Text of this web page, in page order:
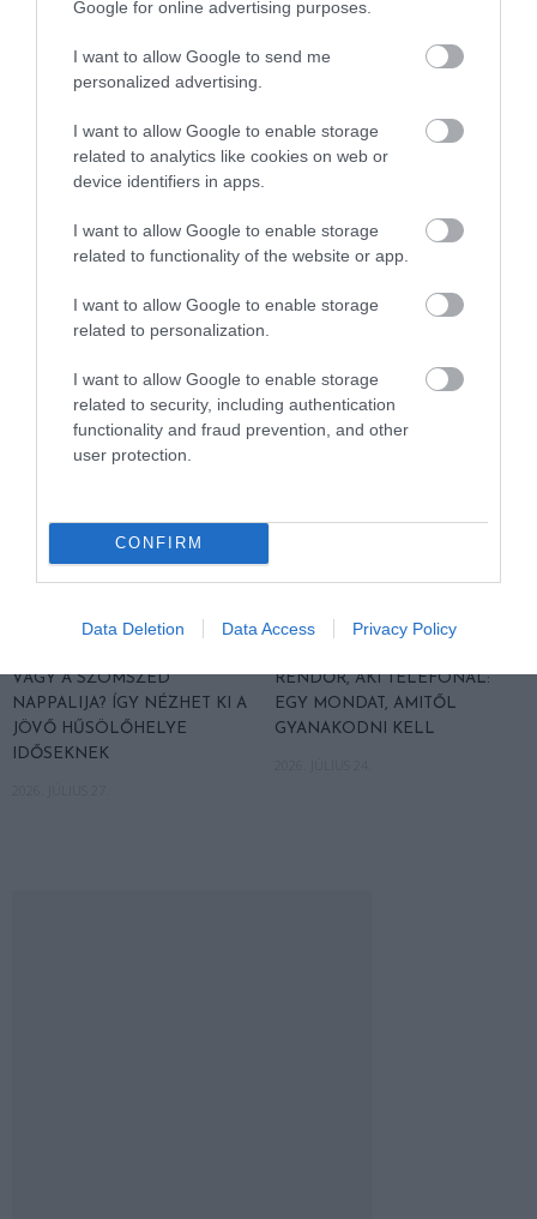
Google for online advertising purposes.
I want to allow Google to send me
personalized advertising.
I want to allow Google to enable storage
related to analytics like cookies on web or
device identifiers in apps.
I want to allow Google to enable storage
related to functionality of the website or app.
I want to allow Google to enable storage
related to personalization.
I want to allow Google to enable storage
related to security, including authentication
functionality and fraud prevention, and other
user protection.
CONFIRM
Data Deletion Data Access Privacy Policy
HA AZ UNOKÁD SÍRVA HÍV
PÉNZÉRT, ELŐBB KÉRDEZD
2026. JÚLIUS 29.
A VIDEÓHÍVÁS NEM ÖLELÉS,
DE NÉHA ÉLETMENTŐ LEHET:
ÍGY SEGÍTHET A TECHNIKA A
MAGÁNY ELLEN
VAGY A SZOMSZÉD
NAPPALIJA? ÍGY NÉZHET KI A
JÖVŐ HŰSÖLŐHELYE
IDŐSEKNEK
RENDŐR, AKI TELEFONÁL:
EGY MONDAT, AMITŐL
GYANAKODNI KELL